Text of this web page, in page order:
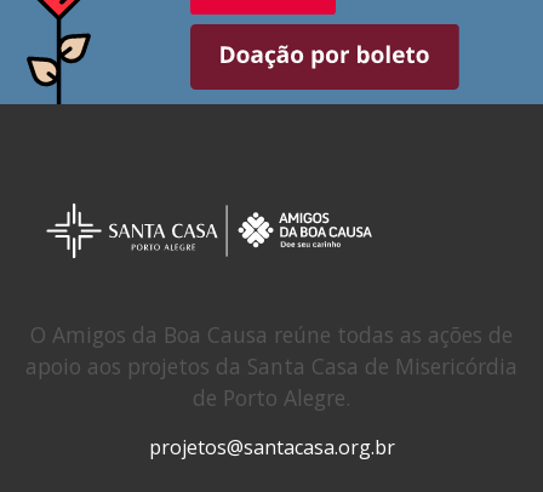
O Amigos da Boa Causa reúne todas as ações de
apoio aos projetos da Santa Casa de Misericórdia
de Porto Alegre.
projetos@santacasa.org.br